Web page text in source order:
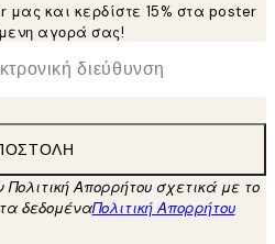
και κερδίστε 15% στα poster
αγορά σας!
Απορρήτου σχετικά με το
δεδομέναΠολιτική Απορρήτου